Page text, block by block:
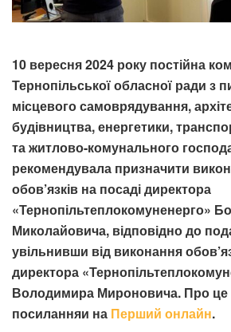
10 вересня 2024 року постійна
Тернопільської обласної ради з
місцевого самоврядування,
будівництва, енергетики,
та житлово-комунального
рекомендувала призначити
обов’язків на посаді директора
«Тернопільтеплокомуненерго»
Миколайовича, відповідно до
увільнивши від виконання
директора
Володимира Мироновича. Про
посиланняи на Перший онлайн.